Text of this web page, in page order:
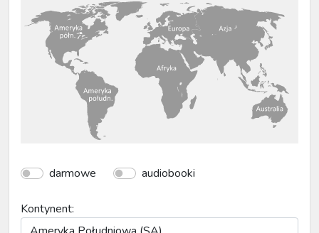
darmowe audiobooki
Kontynent: